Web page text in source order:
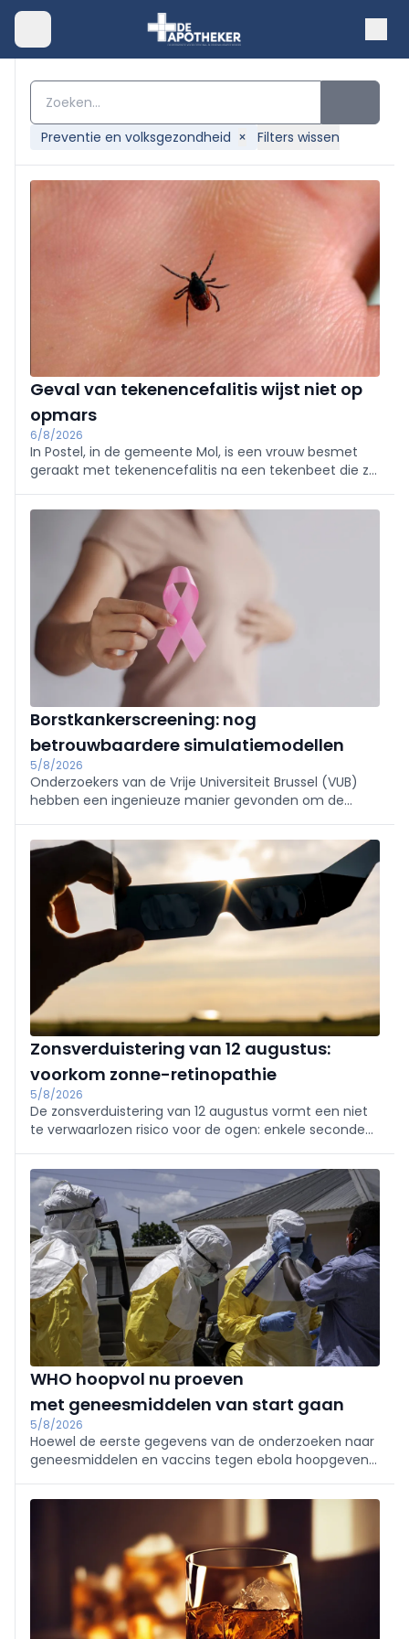
Preventie en volksgezondheid × Filters wissen
Geval van tekenencefalitis wijst niet op
opmars
6/8/2026
In Postel, in de gemeente Mol, is een vrouw besmet
geraakt met tekenencefalitis na een tekenbeet die ze
Zorg bevestigt het nieuws.
Borstkankerscreening: nog
betrouwbaardere simulatiemodellen
5/8/2026
Onderzoekers van de Vrije Universiteit Brussel (VUB)
hebben een ingenieuze manier gevonden om de
grondslag liggen aan programma’s voor
borstkankerscreening.
Zonsverduistering van 12 augustus:
voorkom zonne-retinopathie
5/8/2026
De zonsverduistering van 12 augustus vormt een niet
te verwaarlozen risico voor de ogen: enkele seconden
een zonne-retinopathie, of „eclipsretinopathie”, te
veroorzaken.
WHO hoopvol nu proeven
met geneesmiddelen van start gaan
5/8/2026
Hoewel de eerste gegevens van de onderzoeken naar
geneesmiddelen en vaccins tegen ebola hoopgevend
beschikbaar zijn voor de getroffenen. Dat liet de